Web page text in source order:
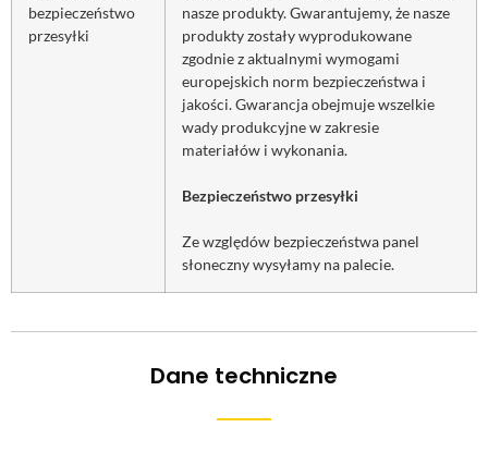
bezpieczeństwo
przesyłki
nasze produkty. Gwarantujemy, że nasze
produkty zostały wyprodukowane
zgodnie z aktualnymi wymogami
europejskich norm bezpieczeństwa i
jakości. Gwarancja obejmuje wszelkie
wady produkcyjne w zakresie
materiałów i wykonania.
Bezpieczeństwo przesyłki
Ze względów bezpieczeństwa panel
słoneczny wysyłamy na palecie.
Dane techniczne